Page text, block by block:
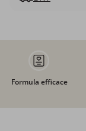
Formula efficace